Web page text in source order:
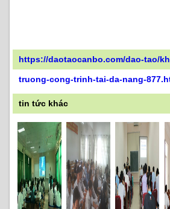
https://daotaocanbo.com/dao-tao/
truong-cong-trinh-tai-da-nang-
tin tức khác